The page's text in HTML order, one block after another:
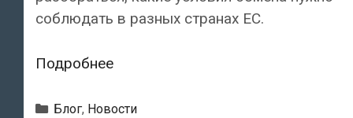
соблюдать в разных странах ЕС.
ПодробнееКак
наличные
Рубрики
Блог, Новости